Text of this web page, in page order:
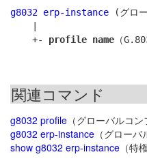
g8032 erp-instance (グロ
    +-
profile name
関連コマンド
g8032 profile （グローバルコン
g8032 erp-instance （グロー
show g8032 erp-instance （特